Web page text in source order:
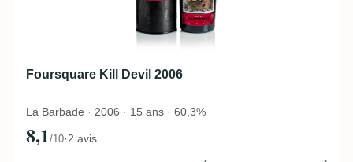
Foursquare Kill Devil 2006
La Barbade · 2006 · 15 ans · 60,3%
8,1/10·2 avis